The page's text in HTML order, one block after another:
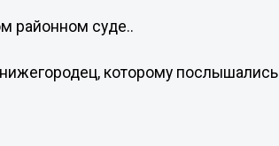
районном суде..
которому послышались